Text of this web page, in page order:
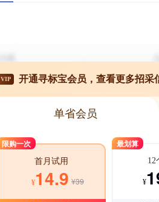
VIP 开通寻标宝会员，查看更多招采
单省会员
限购一次
首月试用
¥14.9 ¥39
最划算
12
¥